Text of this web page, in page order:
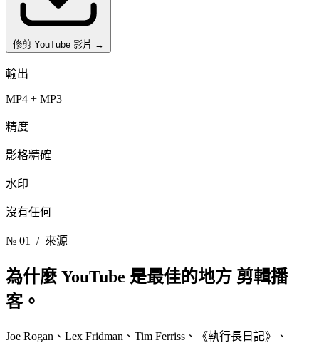
修剪 YouTube 影片 →
輸出
MP4 + MP3
精度
影格精確
水印
沒有任何
№ 01 / 來源
為什麼 YouTube 是最佳的地方 剪輯播
客。
Joe Rogan、Lex Fridman、Tim Ferriss、《執行長日記》、